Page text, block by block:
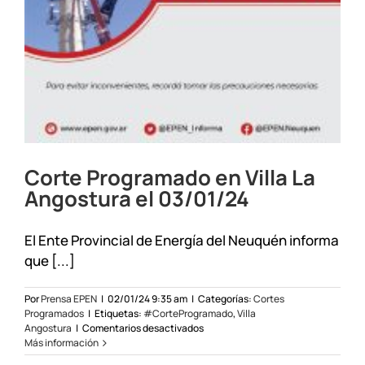
Corte Programado en Villa La
Angostura el 03/01/24
El Ente Provincial de Energía del Neuquén informa
que [...]
PorPrensa EPEN | 02/01/24 9:35 am | Categorías:Cortes
Programados | Etiquetas: #CorteProgramado,Villa
Angostura | Comentarios desactivadosen
Programado
Más información